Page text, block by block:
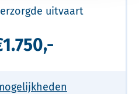
uitvaart